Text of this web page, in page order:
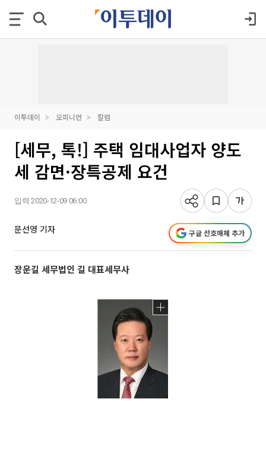
이투데이 오피니언 칼럼
[세무, 톡!] 주택 임대사업자 양도
세 감면·장특공제 요건
입력 2020-12-09 06:00
문선영 기자 구글 선호매체 추가
장운길 세무법인 길 대표세무사